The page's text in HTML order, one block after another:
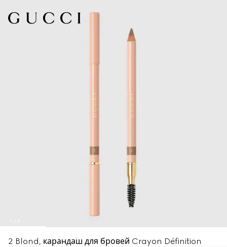
2 Blond, карандаш для бровей Crayon Définition